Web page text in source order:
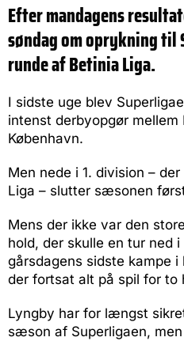
Efter mandagens
søndag om oprykning til
runde af Betinia Liga.
I sidste uge blev
intenst derbyopgør mellem
København.
Men nede i 1. division –
Liga – slutter sæsonen
Mens der ikke var den
hold, der skulle en tur ned
gårsdagens sidste kampe
der fortsat alt på spil for to
Lyngby har for længst
sæson af Superligaen,